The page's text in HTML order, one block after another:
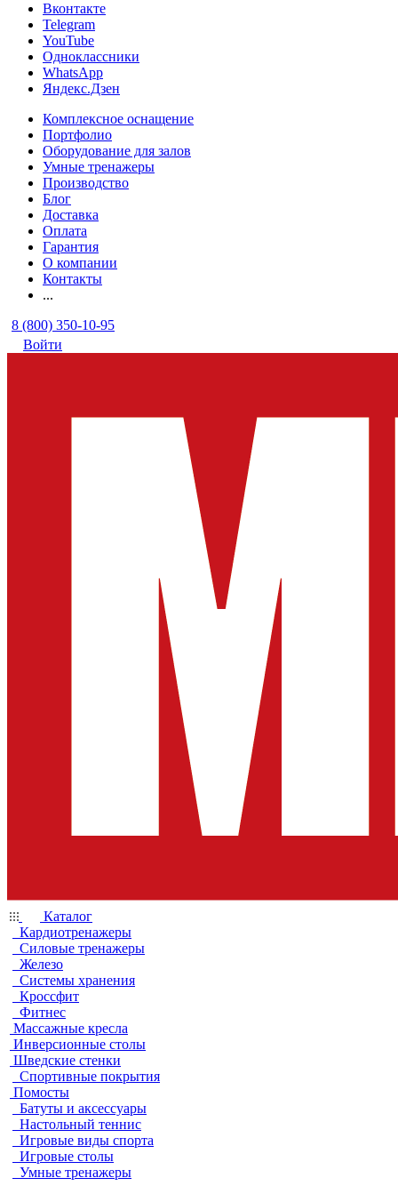
Вконтакте
Telegram
YouTube
Одноклассники
WhatsApp
Яндекс.Дзен
Комплексное оснащение
Портфолио
Оборудование для залов
Умные тренажеры
Производство
Блог
Доставка
Оплата
Гарантия
О компании
Контакты
...
8 (800) 350-10-95
Войти
Каталог
Кардиотренажеры
Силовые тренажеры
Железо
Системы хранения
Кроссфит
Фитнес
Массажные кресла
Инверсионные столы
Шведские стенки
Спортивные покрытия
Помосты
Батуты и аксессуары
Настольный теннис
Игровые виды спорта
Игровые столы
Умные тренажеры